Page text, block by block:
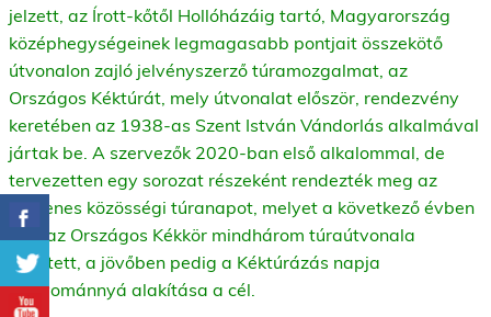
jelzett, az Írott-kőtől Hollóházáig tartó, Magyarország
középhegységeinek legmagasabb pontjait összekötő
útvonalon zajló jelvényszerző túramozgalmat, az
Országos Kéktúrát, mely útvonalat először, rendezvény
keretében az 1938-as Szent István Vándorlás alkalmával
jártak be. A szervezők 2020-ban első alkalommal, de
tervezetten egy sorozat részeként rendezték meg az
ingyenes közösségi túranapot, melyet a következő évben
már az Országos Kékkör mindhárom túraútvonala
követett, a jövőben pedig a Kéktúrázás napja
hagyománnyá alakítása a cél.